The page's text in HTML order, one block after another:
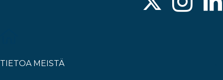
TIETOA MEISTÄ